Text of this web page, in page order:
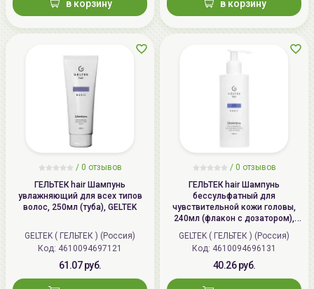
220020 Минск, ул.Радужная 4/1-
136. www.allcosmetics.by, E-mail:
тел.:+375296131336
в корзину в корзину
/ 0 отзывов
ГЕЛЬТЕК hair Шампунь
увлажняющий для всех типов
волос, 250мл (туба), GELTEK
GELTEK ( ГЕЛЬТЕК ) (Россия)
Код: 4610094697121
61.07 руб.
/ 0 отзывов
ГЕЛЬТЕК hair Шампунь
бессульфатный для
чувствительной кожи головы,
240мл (флакон с дозатором),
GELTEK ( ГЕЛЬТЕК ) (Россия)
Код: 4610094696131
40.26 руб.